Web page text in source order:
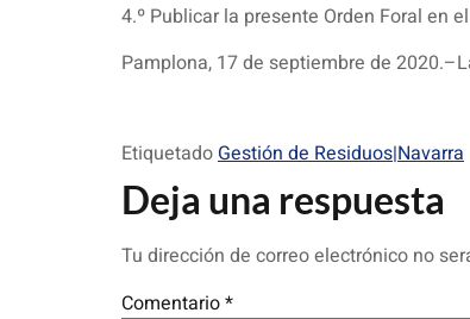
4.º Publicar la presente Orden Foral en
Pamplona, 17 de septiembre de
EtiquetadoGestión de Residuos|Navarra
Deja una respuesta
Tu dirección de correo electrónico no
Comentario*